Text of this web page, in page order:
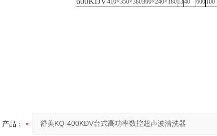
410×350×380300×240×1801340 600100
产品：